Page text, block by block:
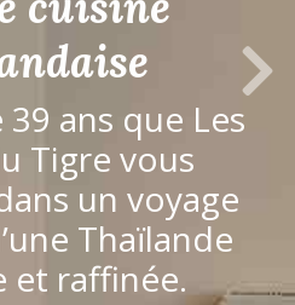
Next
ans que Les
Tigre vous
un voyage
Thaïlande
et raffinée.